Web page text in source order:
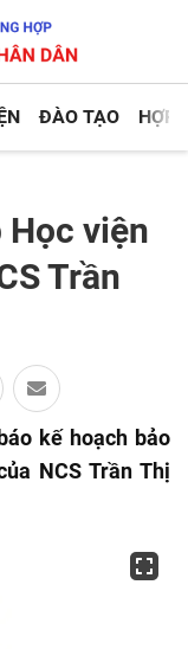
ĐÀO TẠO HỢP
Học viện
Trần
kế hoạch bảo
NCS Trần Thị